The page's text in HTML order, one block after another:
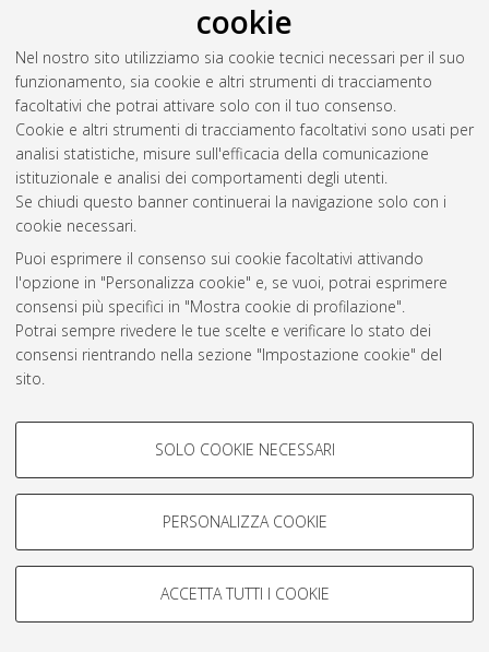
cookie
Nel nostro sito utilizziamo sia cookie tecnici necessari per il suo
funzionamento, sia cookie e altri strumenti di tracciamento
facoltativi che potrai attivare solo con il tuo consenso.
Cookie e altri strumenti di tracciamento facoltativi sono usati per
analisi statistiche, misure sull'efficacia della comunicazione
istituzionale e analisi dei comportamenti degli utenti.
Se chiudi questo banner continuerai la navigazione solo con i
cookie necessari.
Puoi esprimere il consenso sui cookie facoltativi attivando
l'opzione in "Personalizza cookie" e, se vuoi, potrai esprimere
consensi più specifici in "Mostra cookie di profilazione".
Potrai sempre rivedere le tue scelte e verificare lo stato dei
consensi rientrando nella sezione "Impostazione cookie" del
sito.
COOKIE DI PROFILAZIONE -
Si tratta di cookie utilizzati per analizzare le caratteristiche della
navigazione degli utenti, creare profili in base al loro comportamento
Mostra cookie di profilazione
COOKIE TECNICI - NECESSARI
SOLO COOKIE NECESSARI
PERSONALIZZA COOKIE
ACCETTA TUTTI I COOKIE
Seleziona un valore dall'elenco sottostante.
2019(1)
Atom
Rss 1.0
Rss 2.0
AMS Laurea
Servizio implementato e gestito da AlmaDL
Impostazioni Cookie
© ALMA MATER STUDIORUM - Università di Bologna, 2007-2026.